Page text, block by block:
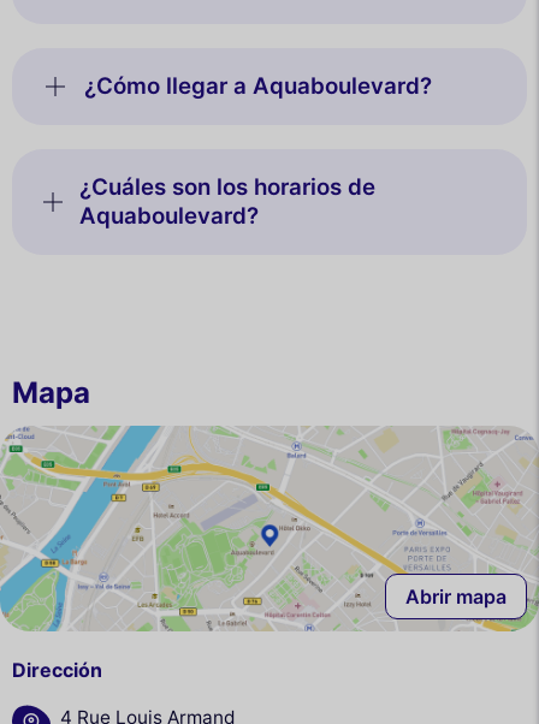
¿Cómo llegar a Aquaboulevard?
¿Cuáles son los horarios de
Aquaboulevard?
Mapa
Abrir mapa
Dirección
4 Rue Louis Armand